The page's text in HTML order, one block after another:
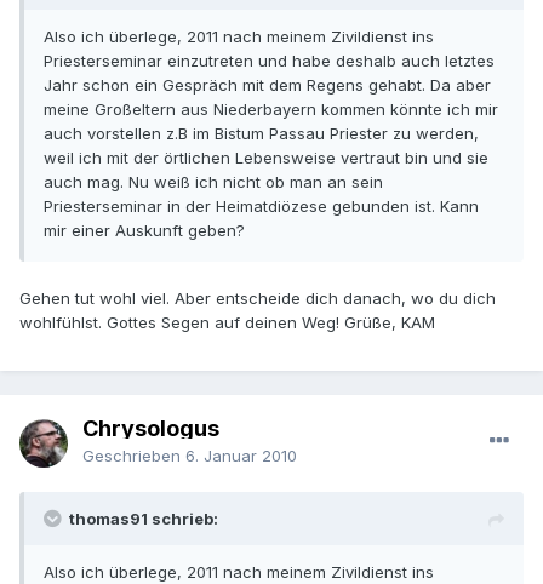
Also ich überlege, 2011 nach meinem Zivildienst ins
Priesterseminar einzutreten und habe deshalb auch letztes
Jahr schon ein Gespräch mit dem Regens gehabt. Da aber
meine Großeltern aus Niederbayern kommen könnte ich mir
auch vorstellen z.B im Bistum Passau Priester zu werden,
weil ich mit der örtlichen Lebensweise vertraut bin und sie
auch mag. Nu weiß ich nicht ob man an sein
Priesterseminar in der Heimatdiözese gebunden ist. Kann
mir einer Auskunft geben?
Gehen tut wohl viel. Aber entscheide dich danach, wo du dich
wohlfühlst. Gottes Segen auf deinen Weg! Grüße, KAM
Chrysologus
Geschrieben 6. Januar 2010
thomas91 schrieb:
Also ich überlege, 2011 nach meinem Zivildienst ins